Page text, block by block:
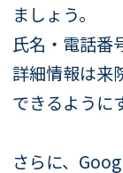
ましょう。
氏名・電話番
詳細情報は来
できるように
さらに、